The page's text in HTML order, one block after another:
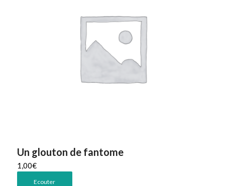
Un glouton de fantome
1,00€
Ecouter